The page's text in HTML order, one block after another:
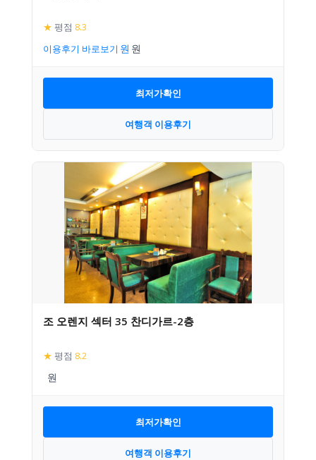
★ 평점 8.3
이용후기 바로보기
최저가확인
여행객 이용후기
조 오렌지 섹터 35 찬디가르-2층
★ 평점 8.2
최저가확인
여행객 이용후기